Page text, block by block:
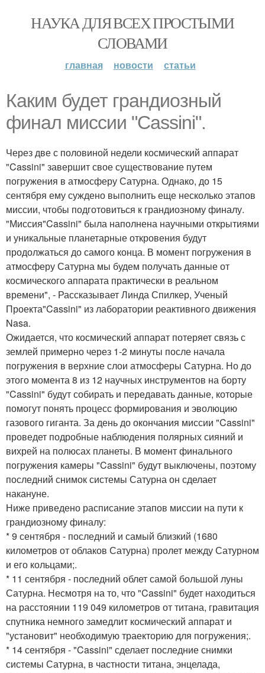
НАУКА ДЛЯ ВСЕХ ПРОСТЫМИ
СЛОВАМИ
главная новости статьи
Каким будет грандиозный
финал миссии "Cassini".
Через две с половиной недели космический аппарат
"Cassini" завершит свое существование путем
погружения в атмосферу Сатурна. Однако, до 15
сентября ему суждено выполнить еще несколько этапов
миссии, чтобы подготовиться к грандиозному финалу.
"Миссия"Cassini" была наполнена научными открытиями
и уникальные планетарные откровения будут
продолжаться до самого конца. В момент погружения в
атмосферу Сатурна мы будем получать данные от
космического аппарата практически в реальном
времени", - Рассказывает Линда Спилкер, Ученый
Проекта"Cassini" из лаборатории реактивного движения
Nasa.
Ожидается, что космический аппарат потеряет связь с
землей примерно через 1-2 минуты после начала
погружения в верхние слои атмосферы Сатурна. Но до
этого момента 8 из 12 научных инструментов на борту
"Cassini" будут собирать и передавать данные, которые
помогут понять процесс формирования и эволюцию
газового гиганта. За день до окончания миссии "Cassini"
проведет подробные наблюдения полярных сияний и
вихрей на полюсах планеты. В момент финального
погружения камеры "Cassini" будут выключены, поэтому
последний снимок системы Сатурна он сделает
накануне.
Ниже приведено расписание этапов миссии на пути к
грандиозному финалу:
* 9 сентября - последний и самый близкий (1680
километров от облаков Сатурна) пролет между Сатурном
и его кольцами;.
* 11 сентября - последний облет самой большой луны
Сатурна. Несмотря на то, что "Cassini" будет находиться
на расстоянии 119 049 километров от титана, гравитация
спутника немного замедлит космический аппарат и
"установит" необходимую траекторию для погружения;.
* 14 сентября - "Cassini" сделает последние снимки
системы Сатурна, в частности титана, энцелада,